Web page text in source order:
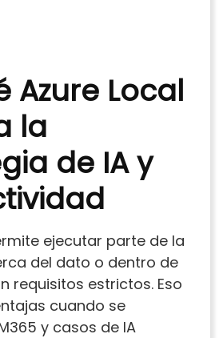
Azure Local
la
de IA y
ejecutar parte de la
del dato o dentro de
requisitos estrictos. Eso
cuando se
y casos de IA